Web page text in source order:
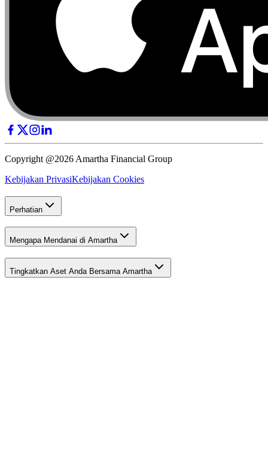
Copyright @2026 Amartha Financial Group
Kebijakan PrivasiKebijakan Cookies
Perhatian
Mengapa Mendanai di Amartha
Tingkatkan Aset Anda Bersama Amartha